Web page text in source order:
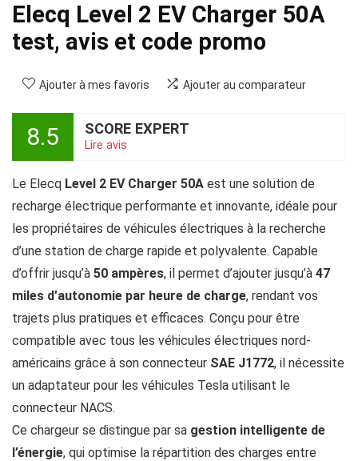
Elecq Level 2 EV Charger 50A
test, avis et code promo
Ajouter à mes favoris Ajouter au comparateur
8.5 SCORE EXPERT
Lire avis
Le Elecq Level 2 EV Charger 50A est une solution de
recharge électrique performante et innovante, idéale pour
les propriétaires de véhicules électriques à la recherche
d’une station de charge rapide et polyvalente. Capable
d’offrir jusqu’à 50 ampères, il permet d’ajouter jusqu’à 47
miles d’autonomie par heure de charge, rendant vos
trajets plus pratiques et efficaces. Conçu pour être
compatible avec tous les véhicules électriques nord-
américains grâce à son connecteur SAE J1772, il nécessite
un adaptateur pour les véhicules Tesla utilisant le
connecteur NACS.
Ce chargeur se distingue par sa gestion intelligente de
l’énergie, qui optimise la répartition des charges entre